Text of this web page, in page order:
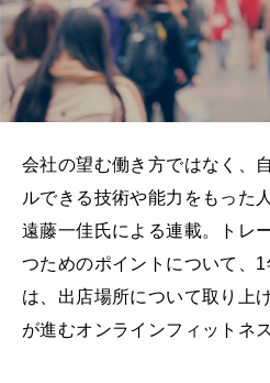
会社の望む働き方ではなく、
ルできる技術や能力をもった
遠藤一佳氏による連載。トレ
つためのポイントについて、
は、出店場所について取り上
が進むオンラインフィットネ